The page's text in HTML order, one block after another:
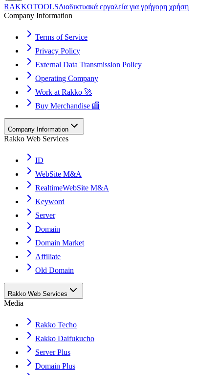
RAKKOTOOLSΔιαδικτυακά εργαλεία για γρήγορη χρήση
Company Information
Terms of Service
Privacy Policy
External Data Transmission Policy
Operating Company
Work at Rakko 🚀
Buy Merchandise 🏬
Company Information
Rakko Web Services
ID
WebSite M&A
RealtimeWebSite M&A
Keyword
Server
Domain
Domain Market
Affiliate
Old Domain
Rakko Web Services
Media
Rakko Techo
Rakko Daifukucho
Server Plus
Domain Plus